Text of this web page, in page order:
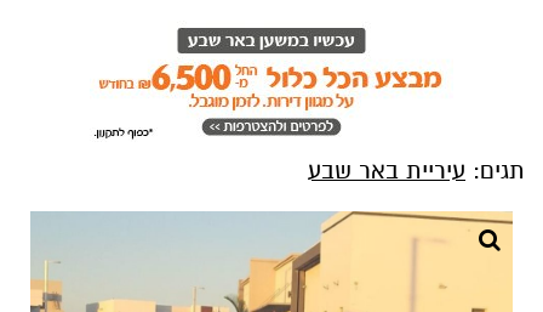
תגים: עיריית באר שבע